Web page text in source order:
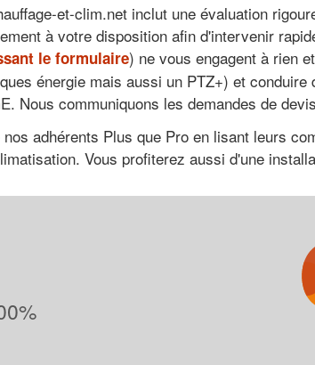
et-clim.net inclut une évaluation
à votre disposition afin d'intervenir
le formulaire) ne vous engagent à rien
énergie mais aussi un PTZ+) et
Nous communiquons les demandes de
adhérents Plus que Pro en lisant leurs
Vous profiterez aussi d'une